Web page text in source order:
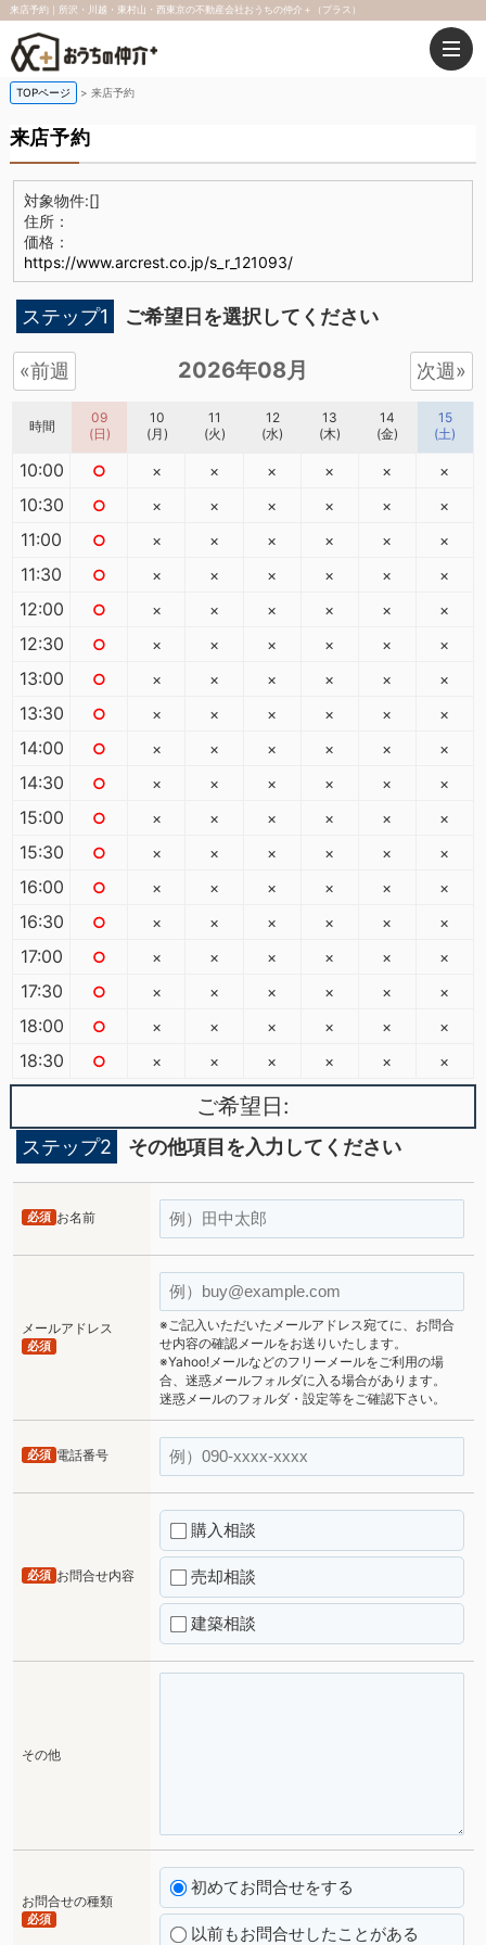
来店予約｜所沢・川越・東村山・西東京の不動産会社おうちの仲介＋（プラス）
TOPページ 来店予約
来店予約
対象物件:[]
住所：
価格：
https://www.arcrest.co.jp/s_r_121093/
ステップ1 ご希望日を選択してください
«前週 2026年08月 次週»
時間
10:00
10:30
11:00
11:30
12:00
12:30
13:00
13:30
14:00
14:30
15:00
15:30
16:00
16:30
17:00
17:30
18:00
18:30
09
(日)
○
○
○
○
○
○
○
○
○
○
○
○
○
○
○
○
○
○
10
(月)
×
×
×
×
×
×
×
×
×
×
×
×
×
×
×
×
×
×
11
(火)
×
×
×
×
×
×
×
×
×
×
×
×
×
×
×
×
×
×
12
(水)
×
×
×
×
×
×
×
×
×
×
×
×
×
×
×
×
×
×
13
(木)
×
×
×
×
×
×
×
×
×
×
×
×
×
×
×
×
×
×
14
(金)
×
×
×
×
×
×
×
×
×
×
×
×
×
×
×
×
×
×
15
(土)
×
×
×
×
×
×
×
×
×
×
×
×
×
×
×
×
×
×
ご希望日:
ステップ2 その他項目を入力してください
お名前
必須
メールアドレス
必須
※ご記入いただいたメールアドレス宛てに、お問合
せ内容の確認メールをお送りいたします。
※Yahoo!メールなどのフリーメールをご利用の場
合、迷惑メールフォルダに入る場合があります。
迷惑メールのフォルダ・設定等をご確認下さい。
電話番号
必須
お問合せ内容
必須
購入相談
売却相談
建築相談
その他
お問合せの種類
必須
初めてお問合せをする
以前もお問合せしたことがある